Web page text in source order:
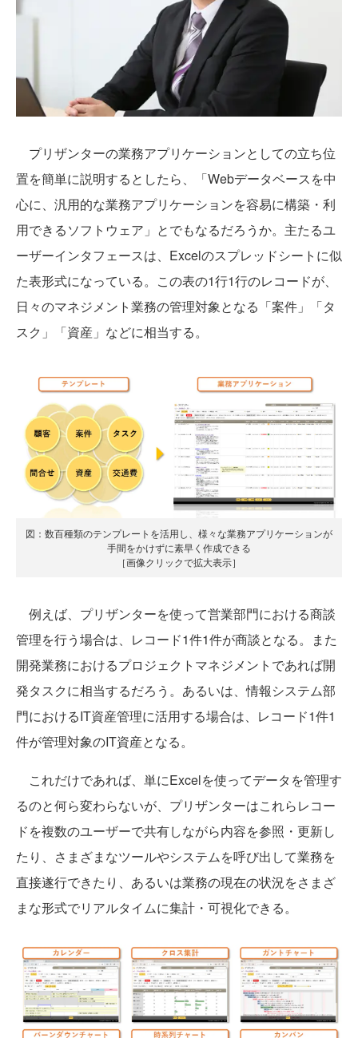
プリザンターの業務アプリケーションとしての立ち位
置を簡単に説明するとしたら、「Webデータベースを中
心に、汎用的な業務アプリケーションを容易に構築・利
用できるソフトウェア」とでもなるだろうか。主たるユ
ーザーインタフェースは、Excelのスプレッドシートに似
た表形式になっている。この表の1行1行のレコードが、
日々のマネジメント業務の管理対象となる「案件」「タ
スク」「資産」などに相当する。
図：数百種類のテンプレートを活用し、様々な業務アプリケーションが
手間をかけずに素早く作成できる
［画像クリックで拡大表示］
例えば、プリザンターを使って営業部門における商談
管理を行う場合は、レコード1件1件が商談となる。また
開発業務におけるプロジェクトマネジメントであれば開
発タスクに相当するだろう。あるいは、情報システム部
門におけるIT資産管理に活用する場合は、レコード1件1
件が管理対象のIT資産となる。
これだけであれば、単にExcelを使ってデータを管理す
るのと何ら変わらないが、プリザンターはこれらレコー
ドを複数のユーザーで共有しながら内容を参照・更新し
たり、さまざまなツールやシステムを呼び出して業務を
直接遂行できたり、あるいは業務の現在の状況をさまざ
まな形式でリアルタイムに集計・可視化できる。